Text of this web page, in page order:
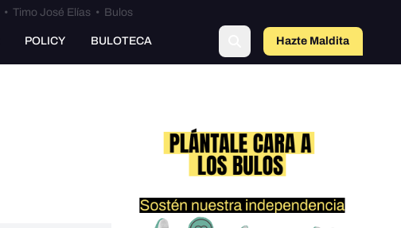
• Timo José Elías• Bulos
POLICY BULOTECA Hazte Maldita